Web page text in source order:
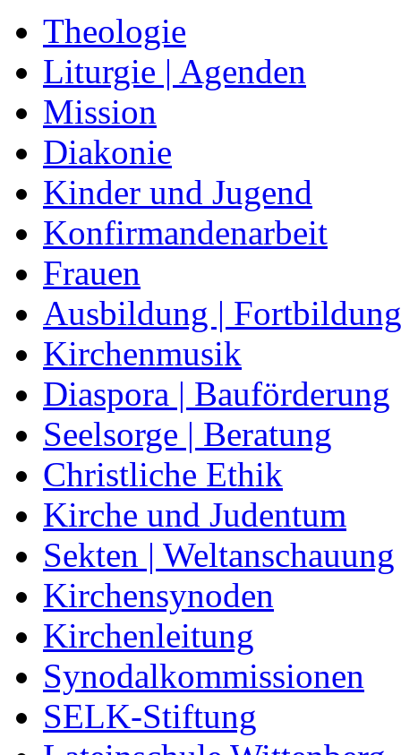
Theologie
Liturgie | Agenden
Mission
Diakonie
Kinder und Jugend
Konfirmandenarbeit
Frauen
Ausbildung | Fortbildung
Kirchenmusik
Diaspora | Bauförderung
Seelsorge | Beratung
Christliche Ethik
Kirche und Judentum
Sekten | Weltanschauung
Kirchensynoden
Kirchenleitung
Synodalkommissionen
SELK-Stiftung